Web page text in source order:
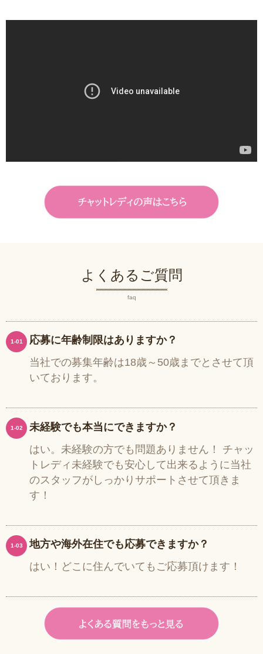
よくあるご質問
faq
1-01
応募に年齢制限はありますか？
当社での募集年齢は18歳～50歳までとさせて頂
いております。
1-02
未経験でも本当にできますか？
はい。未経験の方でも問題ありません！ チャッ
トレディ未経験でも安心して出来るように当社
のスタッフがしっかりサポートさせて頂きま
す！
1-03
地方や海外在住でも応募できますか？
はい！どこに住んでいてもご応募頂けます！